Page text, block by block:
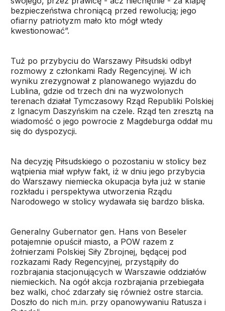
bezpieczeństwa chroniącą przed rewolucją; jego
ofiarny patriotyzm mało kto mógł wtedy
kwestionować”.
Tuż po przybyciu do Warszawy Piłsudski odbył
rozmowy z członkami Rady Regencyjnej. W ich
wyniku zrezygnował z planowanego wyjazdu do
Lublina, gdzie od trzech dni na wyzwolonych
terenach działał Tymczasowy Rząd Republiki Polskiej
z Ignacym Daszyńskim na czele. Rząd ten zresztą na
wiadomość o jego powrocie z Magdeburga oddał mu
się do dyspozycji.
Na decyzję Piłsudskiego o pozostaniu w stolicy bez
wątpienia miał wpływ fakt, iż w dniu jego przybycia
do Warszawy niemiecka okupacja była już w stanie
rozkładu i perspektywa utworzenia Rządu
Narodowego w stolicy wydawała się bardzo bliska.
Generalny Gubernator gen. Hans von Beseler
potajemnie opuścił miasto, a POW razem z
żołnierzami Polskiej Siły Zbrojnej, będącej pod
rozkazami Rady Regencyjnej, przystąpiły do
rozbrajania stacjonujących w Warszawie oddziałów
niemieckich. Na ogół akcja rozbrajania przebiegała
bez walki, choć zdarzały się również ostre starcia.
Doszło do nich m.in. przy opanowywaniu Ratusza i